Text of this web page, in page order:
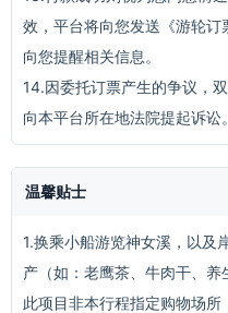
效，平台将向您发送《游轮
向您提醒相关信息。
14.因委托订票产生的争议，
向本平台所在地法院提起诉讼。
温馨贴士
1.换乘小船游览神女溪，以及
产（如：老鹰茶、牛肉干、养
此项目非本行程指定购物场所